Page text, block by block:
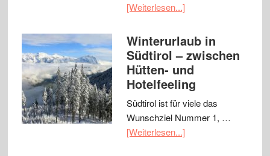
[Weiterlesen...]
Winterurlaub in
Südtirol – zwischen
Hütten- und
Hotelfeeling
Südtirol ist für viele das
Wunschziel Nummer 1, …
[Weiterlesen...]